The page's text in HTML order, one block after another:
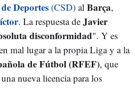
Deportes (CSD) al Barça,
. La respuesta de Javier
disconformidad". Y es
mal lugar a la propia Liga y a la
de Fútbol (RFEF), que
una nueva licencia para los